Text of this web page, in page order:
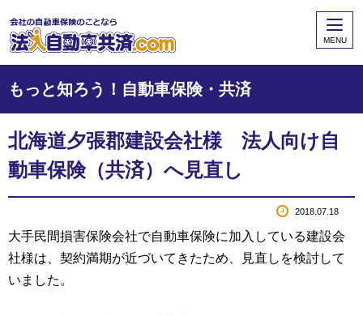
MENU
もっと知ろう！自動車保険・共済
北海道夕張郡建設会社様 法人向け自
動車保険（共済）へ見直し
2018.07.18
大手民間損害保険会社で自動車保険に加入している建設会
社様は、契約満期が近づいてきたため、見直しを検討して
いました。